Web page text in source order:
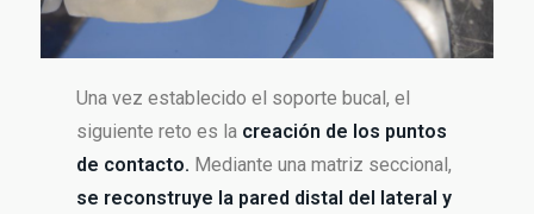
Una vez establecido el soporte bucal, el
siguiente reto es la creación de los puntos
de contacto. Mediante una matriz seccional,
se reconstruye la pared distal del lateral y